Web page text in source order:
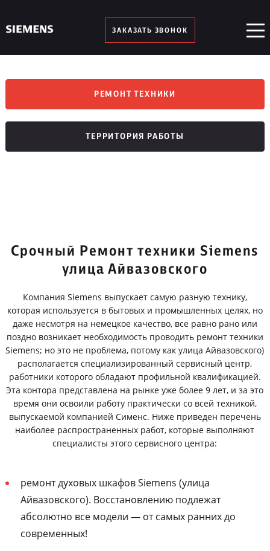
ЗАКАЗАТЬ ЗВОНОК
РЕМОНТ ТЕХНИКИ
ТЕРРИТОРИЯ РАБОТЫ
Срочный Ремонт техники Siemens
улица Айвазовского
Компания Siemens выпускает самую разную технику,
которая используется в бытовых и промышленных целях, но
даже несмотря на немецкое качество, все равно рано или
поздно возникает необходимость проводить ремонт техники
Siemens; но это не проблема, потому как улица Айвазовского)
располагается специализированный сервисный центр,
работники которого обладают профильной квалификацией.
Эта контора представлена на рынке уже более 9 лет, и за это
время они освоили работу практически со всей техникой,
выпускаемой компанией Сименс. Ниже приведен перечень
наиболее распространенных работ, которые выполняют
специалисты этого сервисного центра:
ремонт духовых шкафов Siemens (улица
Айвазовского). Восстановлению подлежат
абсолютно все модели — от самых ранних до
современных!